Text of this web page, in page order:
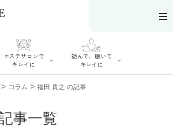
エステサロンで
キレイに
読んで、聴いて
キレイに
> コラム > 福田 貴之 の記事
事一覧